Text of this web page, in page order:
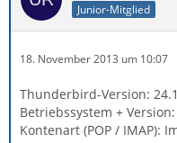
Junior-Mitglied
18. November 2013 um 10:07
Thunderbird-Version:
Betriebssystem +
Kontenart (POP / IMAP):